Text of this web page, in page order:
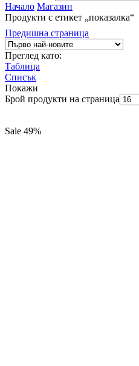
Начало Магазин
Продукти с етикет „показалка“
Предишна страница
Преглед като:
Таблица
Списък
Покажи
Брой продукти на страница
Sale 49%